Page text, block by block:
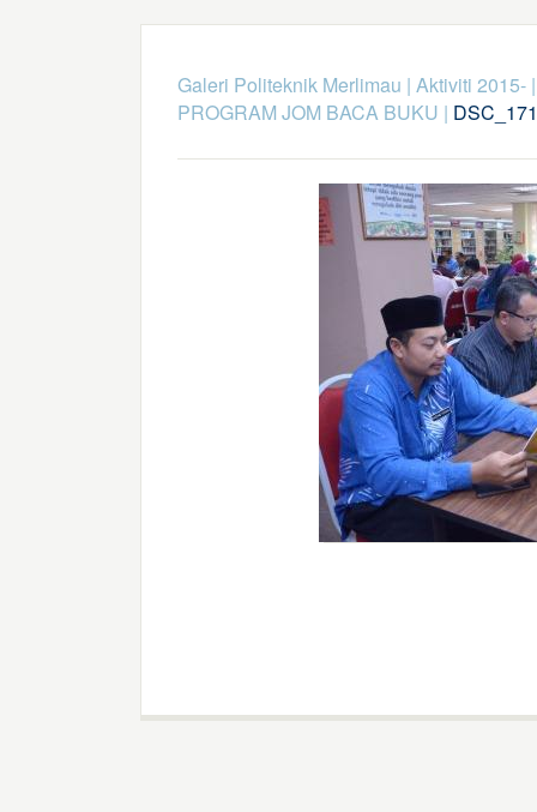
Galeri Politeknik Merlimau | Aktiviti 2015-
PROGRAM JOM BACA BUKU |